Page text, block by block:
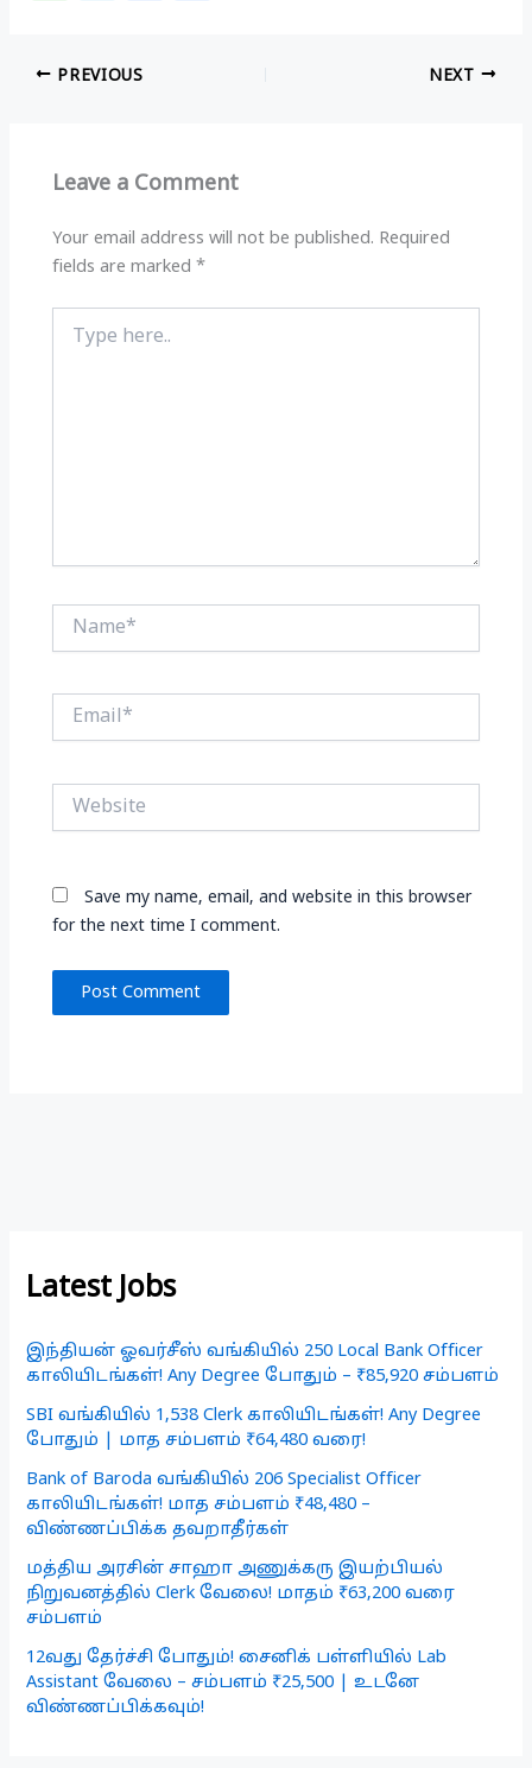
at
s
p
e
g
m o
k
PREVIOUS NEXT
Leave a Comment
Your email address will not be published. Required
fields are marked*
here..
Name*
Email*
Website
Save my name, email, and website in this browser
for the next time I comment.
Latest Jobs
இந்தியன் ஓவர்சீஸ் வங்கியில் 250 Local Bank Officer
காலியிடங்கள்! Any Degree போதும் – ₹85,920 சம்பளம்
SBI வங்கியில் 1,538 Clerk காலியிடங்கள்! Any Degree
போதும் | மாத சம்பளம் ₹64,480 வரை!
Bank of Baroda வங்கியில் 206 Specialist Officer
காலியிடங்கள்! மாத சம்பளம் ₹48,480 –
விண்ணப்பிக்க தவறாதீர்கள்
மத்திய அரசின் சாஹா அணுக்கரு இயற்பியல்
நிறுவனத்தில் Clerk வேலை! மாதம் ₹63,200 வரை
சம்பளம்
12வது தேர்ச்சி போதும்! சைனிக் பள்ளியில் Lab
Assistant வேலை – சம்பளம் ₹25,500 | உடனே
விண்ணப்பிக்கவும்!